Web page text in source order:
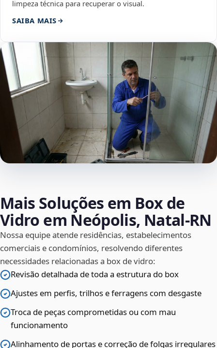
limpeza técnica para recuperar o visual.
SAIBA MAIS
Mais Soluções em Box de
Vidro em Neópolis, Natal‑RN
Nossa equipe atende residências, estabelecimentos
comerciais e condomínios, resolvendo diferentes
necessidades relacionadas a box de vidro:
Revisão detalhada de toda a estrutura do box
Ajustes em perfis, trilhos e ferragens com desgaste
Troca de peças comprometidas ou com mau
funcionamento
Alinhamento de portas e correção de folgas irregulares